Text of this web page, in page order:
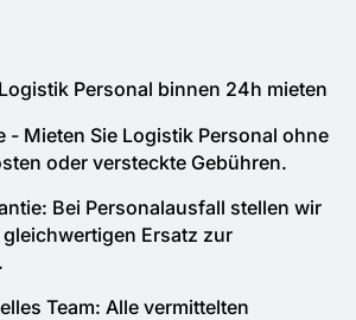
Personal binnen 24h mieten
- Mieten Sie Logistik Personal ohne
oder versteckte Gebühren.
Bei Personalausfall stellen wir
Ersatz zur
Team: Alle vermittelten